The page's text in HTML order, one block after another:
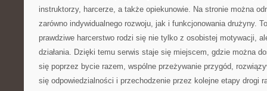
instruktorzy, harcerze, a także opiekunowie. Na stronie można
zarówno indywidualnego rozwoju, jak i funkcjonowania drużyny.
prawdziwe harcerstwo rodzi się nie tylko z osobistej motywacji,
działania. Dzięki temu serwis staje się miejscem, gdzie można
się poprzez bycie razem, wspólne przeżywanie przygód,
się odpowiedzialności i przechodzenie przez kolejne etapy drogi